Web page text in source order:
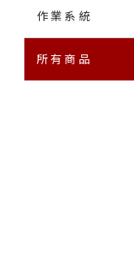
作業系統
所有商品